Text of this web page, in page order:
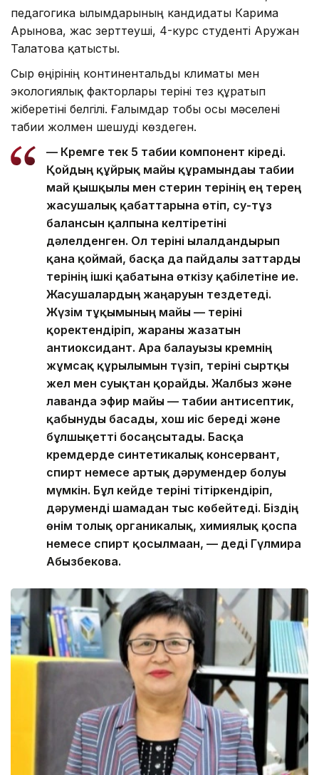
педагогика ғылымдарының кандидаты Карима
Арынова, жас зерттеуші, 4-курс студенті Аружан
Талғатова қатысты.
Сыр өңірінің континентальды климаты мен
экологиялық факторлары теріні тез құрғатып
жіберетіні белгілі. Ғалымдар тобы осы мәселені
табиғи жолмен шешуді көздеген.
— Кремге тек 5 табиғи компонент кіреді.
Қойдың құйрық майы құрамындағы табиғи
май қышқылы мен стерин терінің ең терең
жасушалық қабаттарына өтіп, су-тұз
балансын қалпына келтіретіні
дәлелденген. Ол теріні ылғалдандырып
қана қоймай, басқа да пайдалы заттарды
терінің ішкі қабатына өткізу қабілетіне ие.
Жасушалардың жаңаруын тездетеді.
Жүзім тұқымының майы — теріні
қоректендіріп, жараны жазатын
антиоксидант. Ара балауызы кремнің
жұмсақ құрылымын түзіп, теріні сыртқы
жел мен суықтан қорғайды. Жалбыз және
лаванда эфир майы — табиғи антисептик,
қабынуды басады, хош иіс береді және
бұлшықетті босаңсытады. Басқа
кремдерде синтетикалық консервант,
спирт немесе артық дәрумендер болуы
мүмкін. Бұл кейде теріні тітіркендіріп,
дәруменді шамадан тыс көбейтеді. Біздің
өнім толық органикалық, химиялық қоспа
немесе спирт қосылмаған, — деді Гүлмира
Абызбекова.